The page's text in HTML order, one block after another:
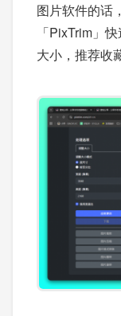
图片软件的话
「PixTrim」
大小，推荐收